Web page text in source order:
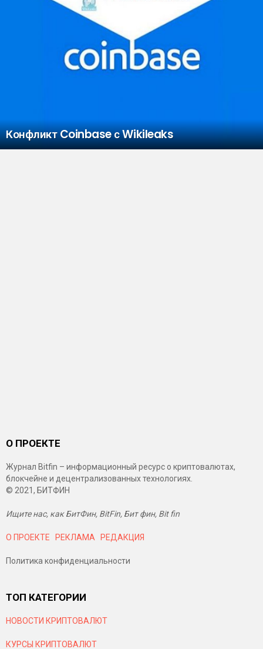
Конфликт Coinbase с Wikileaks
О ПРОЕКТЕ
Журнал Bitfin – информационный ресурс о криптовалютах,
блокчейне и децентрализованных технологиях.
© 2021, БИТФИН
Ищите нас, как БитФин, BitFin, Бит фин, Bit fin
О ПРОЕКТЕ РЕКЛАМА РЕДАКЦИЯ
Политика конфиденциальности
ТОП КАТЕГОРИИ
НОВОСТИ КРИПТОВАЛЮТ
КУРСЫ КРИПТОВАЛЮТ